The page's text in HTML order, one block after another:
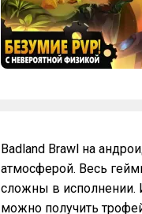
Badland Brawl на
атмосферой. Весь
сложны в исполнении.
можно получить